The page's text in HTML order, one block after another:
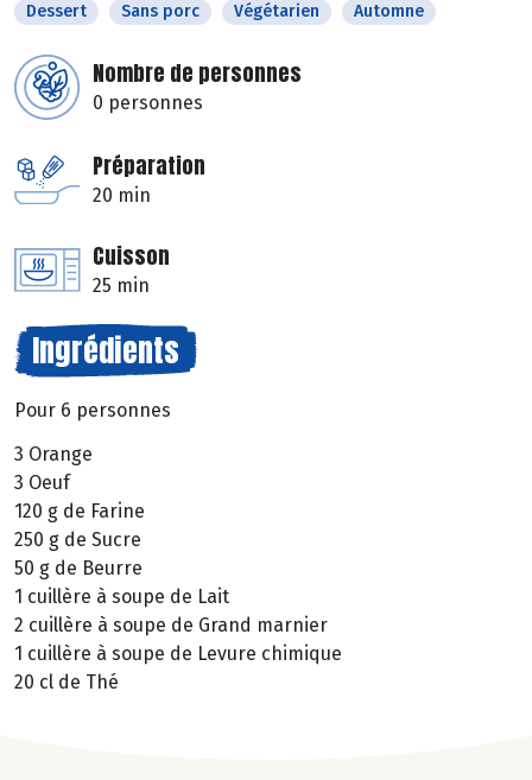
Dessert Sans porc Végétarien Automne
Nombre de personnes
0 personnes
Préparation
20 min
Cuisson
25 min
Ingrédients
Pour 6 personnes
3 Orange
3 Oeuf
120 g de Farine
250 g de Sucre
50 g de Beurre
1 cuillère à soupe de Lait
2 cuillère à soupe de Grand marnier
1 cuillère à soupe de Levure chimique
20 cl de Thé